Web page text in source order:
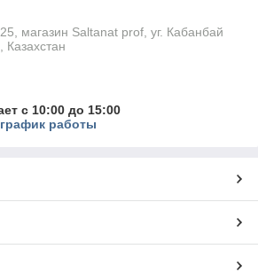
магазин Saltanat prof, уг. Кабанбай
с 10:00 до 15:00
работы